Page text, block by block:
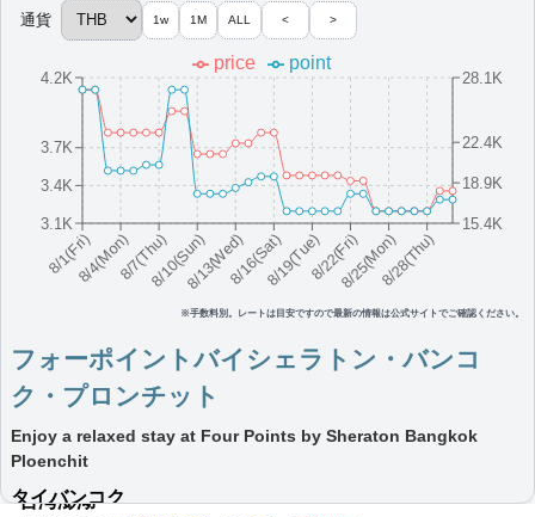
ツアー手配
ルメリディアン・ペタリンジャヤ
新しくオープンしたペタリンジャヤの5つ星ホテルで、豪華な客室
とマレーシアらしいアートが特徴です。
マレーシア
ペタリンジャヤ
開業:2018年最低価格目安:￥380 MYR情報サイト:Suitesmile
Marriott Bonvoyで価格をみる
プラチナエリート特典： ウェルカムギフト朝食選択可,ラウンジアクセス有,客
ルーフトップバー
More...
澎湖に位置するフォーポイントバイシェラトンです。快適な客室
台湾澎湖
8/1(Fri)8/4(Mon)8/7(Thu)8/10(Sun)8/13(Wed)8/16(Sat)8/19(Tue)8/22(Fri)8/25(Mon)8/28(Thu)
3.1K
3.4K
3.7K
4.2K
15.4K
18.9K
22.4K
28.1K
price point
※手数料別。レートは目安ですので最新の情報は公式サイトでご確認ください。
通貨 1w 1M ALL < >
フォーポイントバイシェラトン・バンコ
ク・プロンチット
Enjoy a relaxed stay at Four Points by Sheraton Bangkok
Ploenchit
タイバンコク